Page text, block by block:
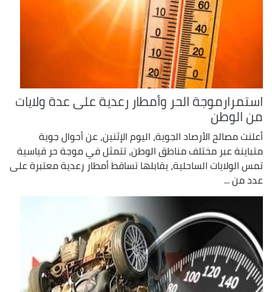
استمرارموجة الحر وأمطار رعدية على عدة ولايات
من الوطن
أعلنت مصالح الأرصاد الجوية، اليوم الإثنين، عن أحوال جوية
متباينة عبر مختلف مناطق الوطن، تتمثل في موجة حر قياسية
تمس الولايات الساحلية، يقابلها تساقط أمطار رعدية معتبرة على
عدد من ...